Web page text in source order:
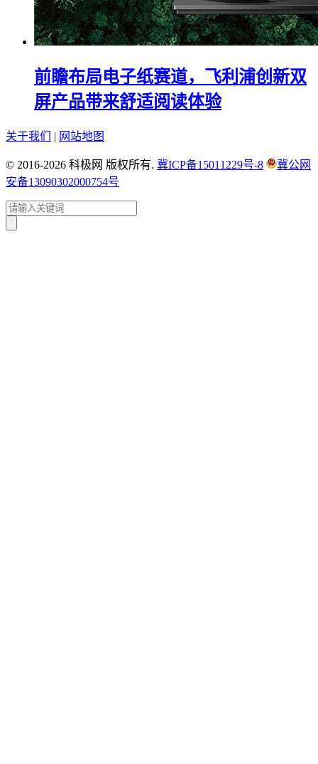
前瞻布局电子纸赛道，飞利浦创新双
屏产品带来舒适阅读体验
关于我们 | 网站地图
© 2016-2026 科极网 版权所有. 冀ICP备15011229号-8
冀公网
安备13090302000754号